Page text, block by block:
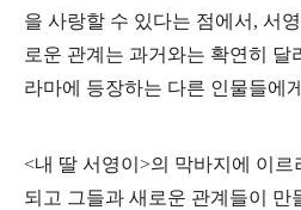
을 사랑할 수 있다는 점에서, 서
로운 관계는 과거와는 확연히 달
라마에 등장하는 다른 인물들에
<내 딸 서영이>의 막바지에 이
되고 그들과 새로운 관계들이 만